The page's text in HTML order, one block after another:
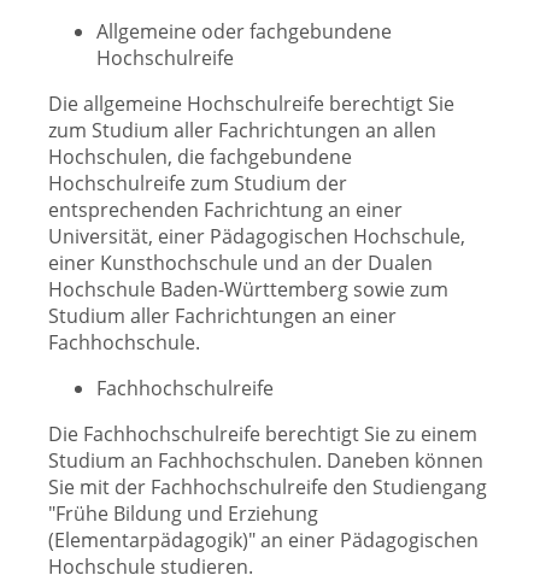
Allgemeine oder fachgebundene
Hochschulreife
Die allgemeine Hochschulreife berechtigt Sie
zum Studium aller Fachrichtungen an allen
Hochschulen, die fachgebundene
Hochschulreife zum Studium der
entsprechenden Fachrichtung an einer
Universität, einer Pädagogischen Hochschule,
einer Kunsthochschule und an der Dualen
Hochschule Baden-Württemberg sowie zum
Studium aller Fachrichtungen an einer
Fachhochschule.
Fachhochschulreife
Die Fachhochschulreife berechtigt Sie zu einem
Studium an Fachhochschulen. Daneben können
Sie mit der Fachhochschulreife den Studiengang
"Frühe Bildung und Erziehung
(Elementarpädagogik)" an einer Pädagogischen
Hochschule studieren.